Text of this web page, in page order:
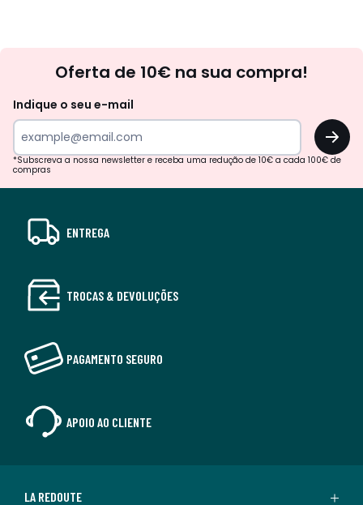
Oferta de 10€ na sua compra!
Indique o seu e-mail
OK
*Subscreva a nossa newsletter e receba uma redução de 10€ a cada 100€ de
compras
ENTREGA
TROCAS & DEVOLUÇÕES
PAGAMENTO SEGURO
APOIO AO CLIENTE
LA REDOUTE